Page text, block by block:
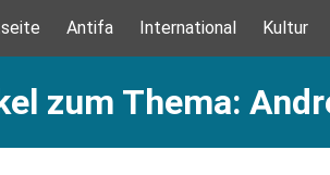
Antifa International Kultur
zum Thema: